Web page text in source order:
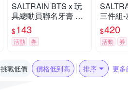
SALTRAIN BTS x 玩
具總動員聯名牙膏 70
g 任選-RM/Jin/SUGA/
j-hop/Jimin/V/Jung Ko
ok
$143
活動 券
三件組
X1+牙
(經典薄
積雪草
$420
活動 券
挑戰低價 價格低到高 排序 更多